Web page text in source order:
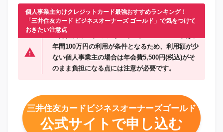
個人事業主向けクレジットカード最強おすすめランキング！
「三井住友カード ビジネスオーナーズ ゴールド」で気をつけて
おきたい注意点
年間100万円の利用が条件となるため、利用額が少
ない個人事業主の場合は年会費5,500円(税込)がそ
のまま負担になる点には注意が必要です。
三井住友カードビジネスオーナーズゴールド
公式サイトで申し込む